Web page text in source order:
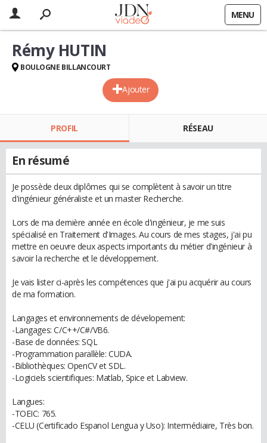
MENU
Ajouter
Rémy HUTIN
BOULOGNE BILLANCOURT
PROFIL RÉSEAU
En résumé
Je possède deux diplômes qui se complètent à savoir un titre
d'ingénieur généraliste et un master Recherche.
Lors de ma dernière année en école d'ingénieur, je me suis
spécialisé en Traitement d'Images. Au cours de mes stages, j'ai pu
mettre en oeuvre deux aspects importants du métier d'ingénieur à
savoir la recherche et le développement.
Je vais lister ci-après les compétences que j'ai pu acquérir au cours
de ma formation.
Langages et environnements de dévelopement:
-Langages: C/C++/C#/VB6.
-Base de données: SQL
-Programmation parallèle: CUDA.
-Bibliothèques: OpenCV et SDL.
-Logiciels scientifiques: Matlab, Spice et Labview.
Langues:
-TOEIC: 765.
-CELU (Certificado Espanol Lengua y Uso): Intermédiaire, Très bon.